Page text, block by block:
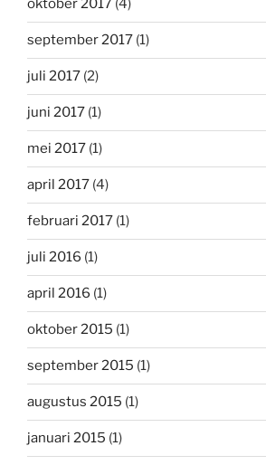
oktober 2017 (4)
september 2017 (1)
juli 2017 (2)
juni 2017 (1)
mei 2017 (1)
april 2017 (4)
februari 2017 (1)
juli 2016 (1)
april 2016 (1)
oktober 2015 (1)
september 2015 (1)
augustus 2015 (1)
januari 2015 (1)